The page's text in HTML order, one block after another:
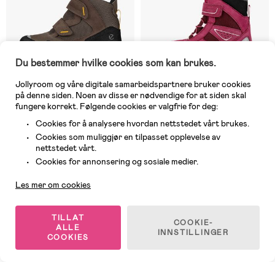
På nettlager
Ecco Urban Snowboarder GTX
Vintersko, Dark Clay
Veil. Pris: 1 199 kr
På nettlager
Vintersko Jr, Black/Red
Du bestemmer hvilke cookies som kan brukes.
Jollyroom og våre digitale samarbeidspartnere bruker cookies
på denne siden. Noen av disse er nødvendige for at siden skal
fungere korrekt. Følgende cookies er valgfrie for deg:
Cookies for å analysere hvordan nettstedet vårt brukes.
Cookies som muliggjør en tilpasset opplevelse av
nettstedet vårt.
Cookies for annonsering og sosiale medier.
Les mer om cookies
TILLAT
ALLE
COOKIES
COOKIE-
INNSTILLINGER